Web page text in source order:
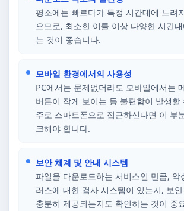
평소에는 빠르다가 특정 시간대에 느려
으므로, 최소한 이틀 이상 다양한 시간
는 것이 좋습니다.
모바일 환경에서의 사용성
PC에서는 문제없더라도 모바일에서는
버튼이 작게 보이는 등 불편함이 발생할
주로 스마트폰으로 접근하신다면 이 부
크해야 합니다.
보안 체계 및 안내 시스템
파일을 다운로드하는 서비스인 만큼, 악
러스에 대한 검사 시스템이 있는지, 보
충분히 제공되는지도 확인하는 것이 중